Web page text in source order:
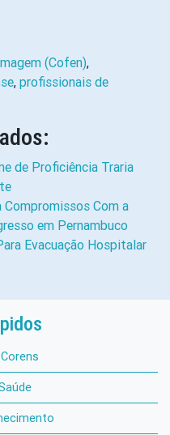
(Cofen),
, profissionais de
de Proficiência Traria
Com a
em Pernambuco
Evacuação Hospitalar